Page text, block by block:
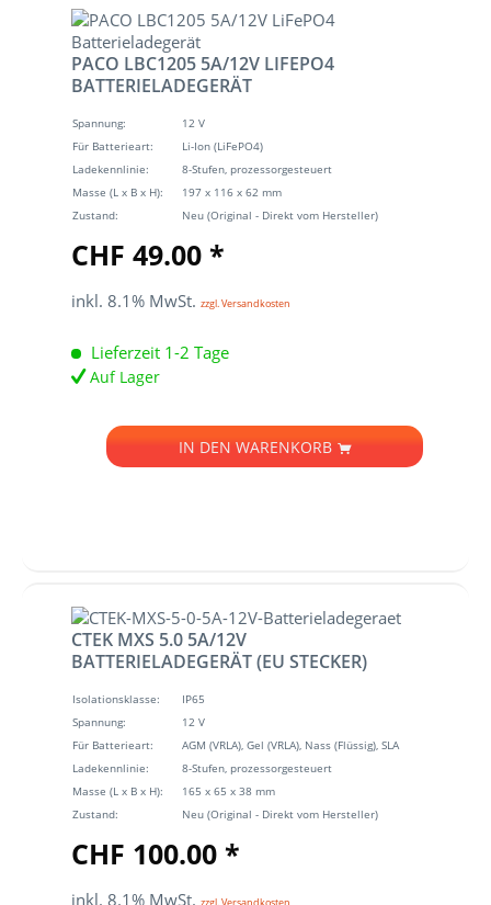
PACO LBC1205 5A/12V LIFEPO4
BATTERIELADEGERÄT
Spannung:
12 V
Für Batterieart:
Li-Ion (LiFePO4)
Ladekennlinie:
8-Stufen, prozessorgesteuert
Masse (L x B x H):
197 x 116 x 62 mm
Zustand:
Neu (Original - Direkt vom Hersteller)
CHF 49.00 *
inkl. 8.1% MwSt. zzgl. Versandkosten
Lieferzeit 1-2 Tage
Auf Lager
IN DEN WARENKORB
CTEK MXS 5.0 5A/12V
BATTERIELADEGERÄT (EU STECKER)
Isolationsklasse:
IP65
Spannung:
12 V
Für Batterieart:
AGM (VRLA), Gel (VRLA), Nass (Flüssig), SLA
Ladekennlinie:
8-Stufen, prozessorgesteuert
Masse (L x B x H):
165 x 65 x 38 mm
Zustand:
Neu (Original - Direkt vom Hersteller)
CHF 100.00 *
inkl. 8.1% MwSt. zzgl. Versandkosten